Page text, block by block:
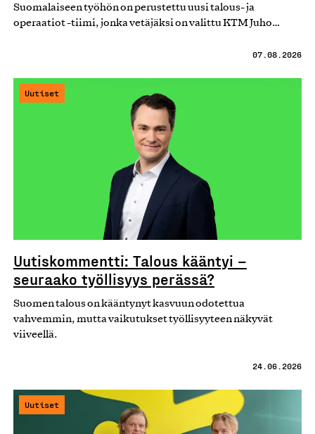
Suomalaiseen työhön on perustettu uusi talous- ja
operaatiot -tiimi, jonka vetäjäksi on valittu KTM Juho…
07.08.2026
Uutiset
Uutiskommentti: Talous kääntyi –
seuraako työllisyys perässä?
Suomen talous on kääntynyt kasvuun odotettua
vahvemmin, mutta vaikutukset työllisyyteen näkyvät
viiveellä.
24.06.2026
Uutiset